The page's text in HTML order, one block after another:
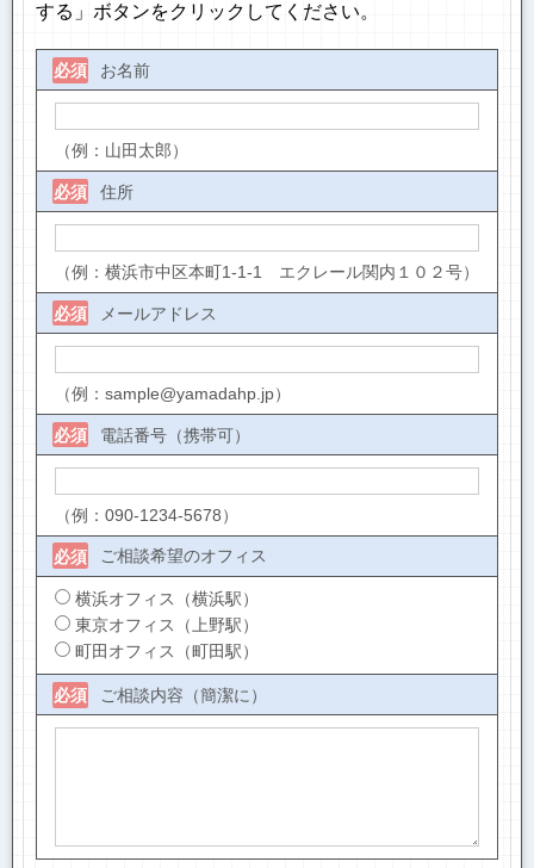
する」ボタンをクリックしてください。
お名前
必須
（例：山田太郎）
住所
必須
（例：横浜市中区本町1-1-1 エクレール関内１０２号）
メールアドレス
必須
（例：sample@yamadahp.jp）
電話番号（携帯可）
必須
（例：090-1234-5678）
ご相談希望のオフィス
必須
横浜オフィス（横浜駅）
東京オフィス（上野駅）
町田オフィス（町田駅）
ご相談内容（簡潔に）
必須